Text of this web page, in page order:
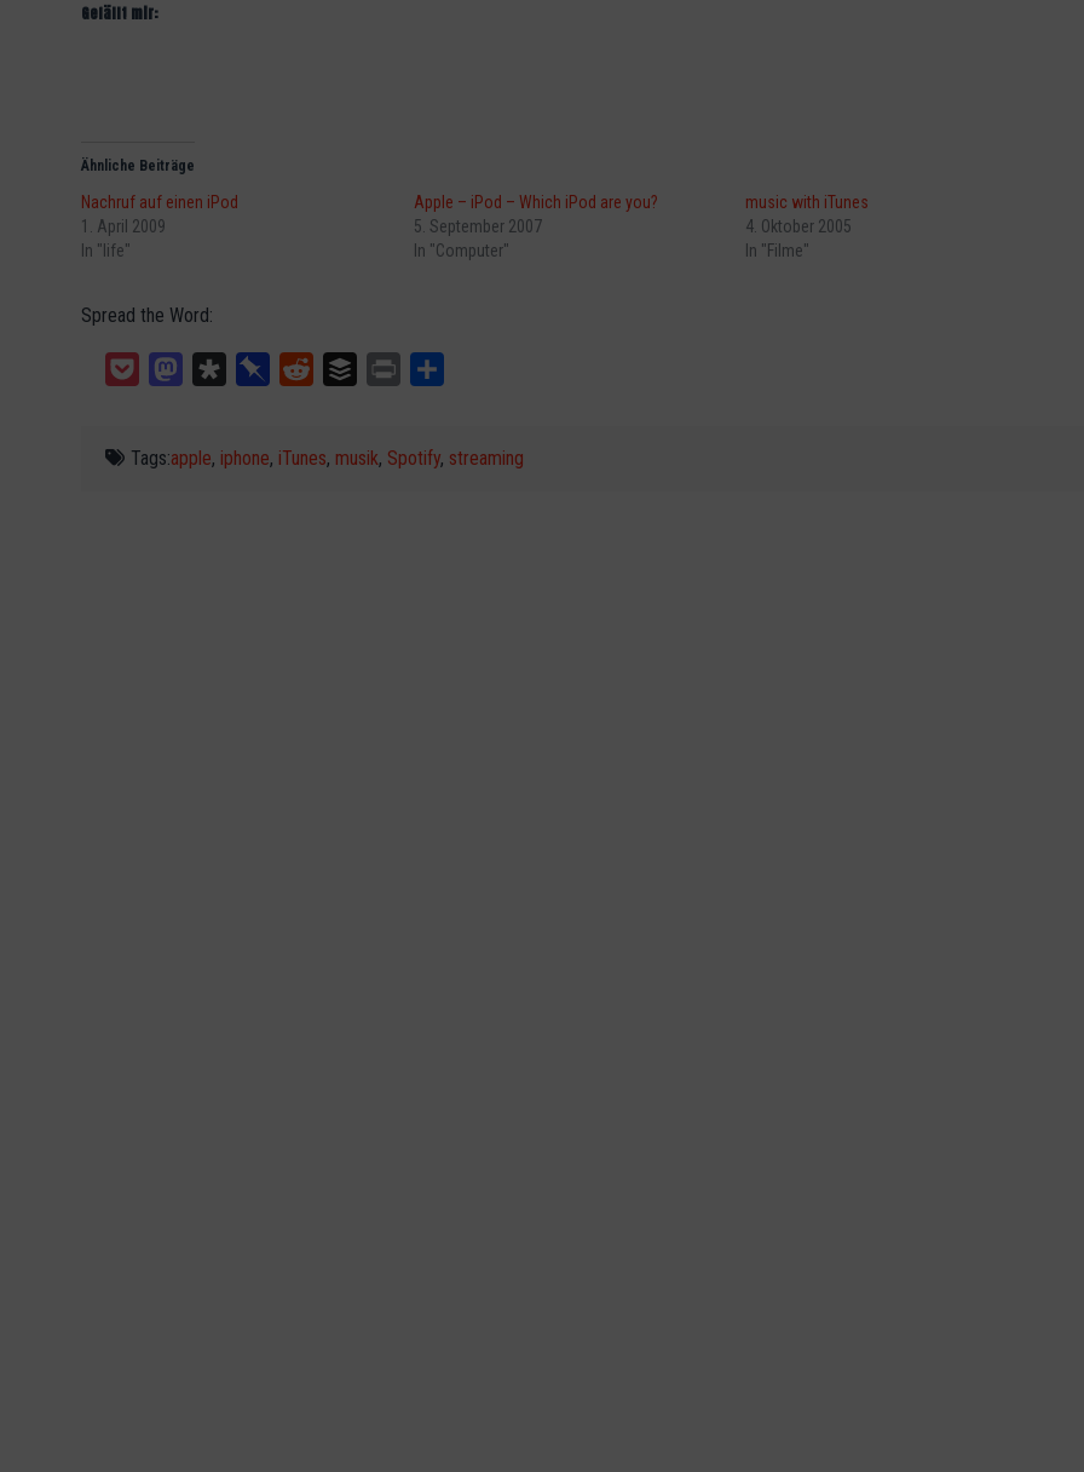
Gefällt mir:
Ähnliche Beiträge
Nachruf auf einen iPod
1. April 2009
In "life"
Apple – iPod – Which iPod are you?
5. September 2007
In "Computer"
music with iTunes
4. Oktober 2005
In "Filme"
Spread the Word:
Pocket MastodonDiasporaPinboardReddit Buffer Print
Tags:apple, iphone, iTunes, musik, Spotify, streaming